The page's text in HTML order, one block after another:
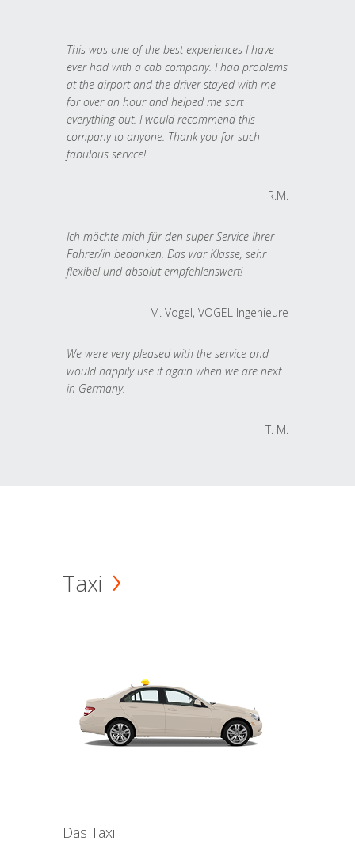
This was one of the best experiences I have
ever had with a cab company. I had problems
at the airport and the driver stayed with me
for over an hour and helped me sort
everything out. I would recommend this
company to anyone. Thank you for such
fabulous service!
R.M.
Ich möchte mich für den super Service Ihrer
Fahrer/in bedanken. Das war Klasse, sehr
flexibel und absolut empfehlenswert!
M. Vogel, VOGEL Ingenieure
We were very pleased with the service and
would happily use it again when we are next
in Germany.
T. M.
Taxi
Das Taxi